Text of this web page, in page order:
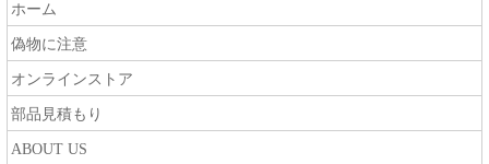
ホーム
偽物に注意
オンラインストア
部品見積もり
ABOUT US